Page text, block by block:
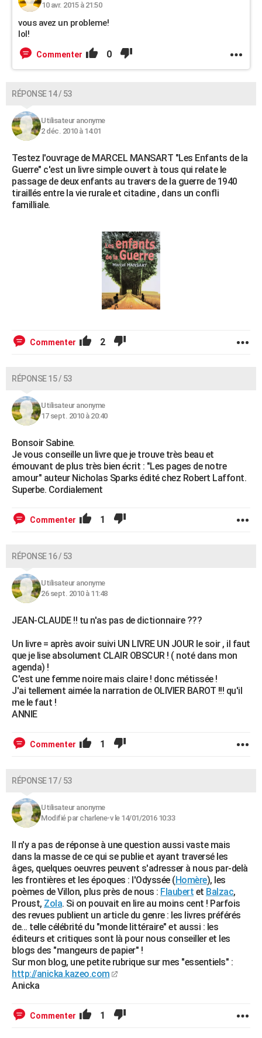
10 avr. 2015 à 21:50
vous avez un probleme!
lol!
Commenter 0
RÉPONSE 14 / 53
Utilisateur anonyme
2 déc. 2010 à 14:01
Testez l'ouvrage de MARCEL MANSART "Les Enfants de la
Guerre" c'est un livre simple ouvert à tous qui relate le
passage de deux enfants au travers de la guerre de 1940
tiraillés entre la vie rurale et citadine , dans un confli
familliale.
Commenter 2
RÉPONSE 15 / 53
Utilisateur anonyme
17 sept. 2010 à 20:40
Bonsoir Sabine.
Je vous conseille un livre que je trouve très beau et
émouvant de plus très bien écrit : "Les pages de notre
amour" auteur Nicholas Sparks édité chez Robert Laffont.
Superbe. Cordialement
Commenter 1
RÉPONSE 16 / 53
Utilisateur anonyme
26 sept. 2010 à 11:48
JEAN-CLAUDE !! tu n'as pas de dictionnaire ???
Un livre = après avoir suivi UN LIVRE UN JOUR le soir , il faut
que je lise absolument CLAIR OBSCUR ! ( noté dans mon
agenda) !
C'est une femme noire mais claire ! donc métissée !
J'ai tellement aimée la narration de OLIVIER BAROT !!! qu'il
me le faut !
ANNIE
Commenter 1
RÉPONSE 17 / 53
Utilisateur anonyme
Modifié par charlene-v le 14/01/2016 10:33
Il n'y a pas de réponse à une question aussi vaste mais
dans la masse de ce qui se publie et ayant traversé les
âges, quelques oeuvres peuvent s'adresser à nous par-delà
les frontières et les époques : l'Odyssée ( Homère), les
poèmes de Villon, plus près de nous : Flaubert et Balzac,
Proust, Zola. Si on pouvait en lire au moins cent ! Parfois
des revues publient un article du genre : les livres préférés
de... telle célébrité du "monde littéraire" et aussi : les
éditeurs et critiques sont là pour nous conseiller et les
blogs des "mangeurs de papier" !
Sur mon blog, une petite rubrique sur mes "essentiels" :
http://anicka.kazeo.com
Anicka
Commenter 1